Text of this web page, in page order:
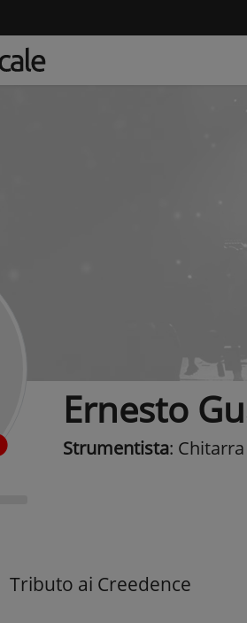
Ernesto
Strumentista:
Tributo ai Creedence